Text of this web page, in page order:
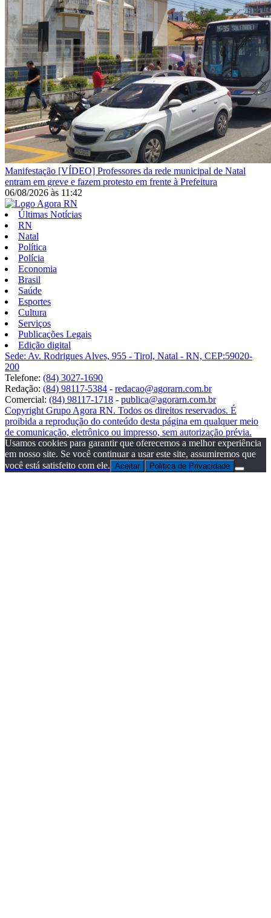
Manifestação [VÍDEO] Professores da rede municipal de Natal
entram em greve e fazem protesto em frente à Prefeitura
06/08/2026 às 11:42
Últimas Notícias
RN
Natal
Política
Polícia
Economia
Brasil
Saúde
Esportes
Cultura
Serviços
Publicações Legais
Edição digital
Sede: Av. Rodrigues Alves, 955 - Tirol, Natal - RN, CEP:59020-
200
Telefone: (84) 3027-1690
Redação: (84) 98117-5384 - redacao@agorarn.com.br
Comercial: (84) 98117-1718 - publica@agorarn.com.br
Copyright Grupo Agora RN. Todos os direitos reservados. É
proibida a reprodução do conteúdo desta página em qualquer meio
de comunicação, eletrônico ou impresso, sem autorização prévia.
Usamos cookies para garantir que oferecemos a melhor experiência
em nosso site. Se você continuar a usar este site, assumiremos que
você está satisfeito com ele. Aceitar Politica de Privacidade